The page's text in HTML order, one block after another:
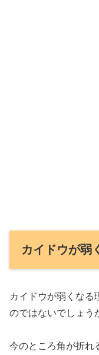
カイドウが弱
カイドウが弱くなる
のではないでしょう
今のところ角が折れ